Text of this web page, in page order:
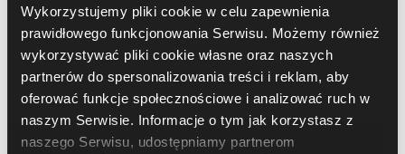
Wykorzystujemy pliki cookie w celu zapewnienia
prawidłowego funkcjonowania Serwisu. Możemy również
wykorzystywać pliki cookie własne oraz naszych
partnerów do spersonalizowania treści i reklam, aby
oferować funkcje społecznościowe i analizować ruch w
naszym Serwisie. Informacje o tym jak korzystasz z
naszego Serwisu, udostępniamy partnerom
Do pobrania
Arrangement Packshots 2D & 3D BIM